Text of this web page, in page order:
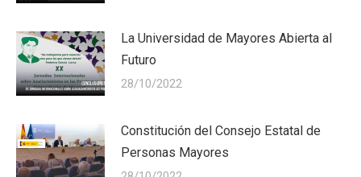
La Universidad de Mayores Abierta al
Futuro
28/10/2022
Constitución del Consejo Estatal de
Personas Mayores